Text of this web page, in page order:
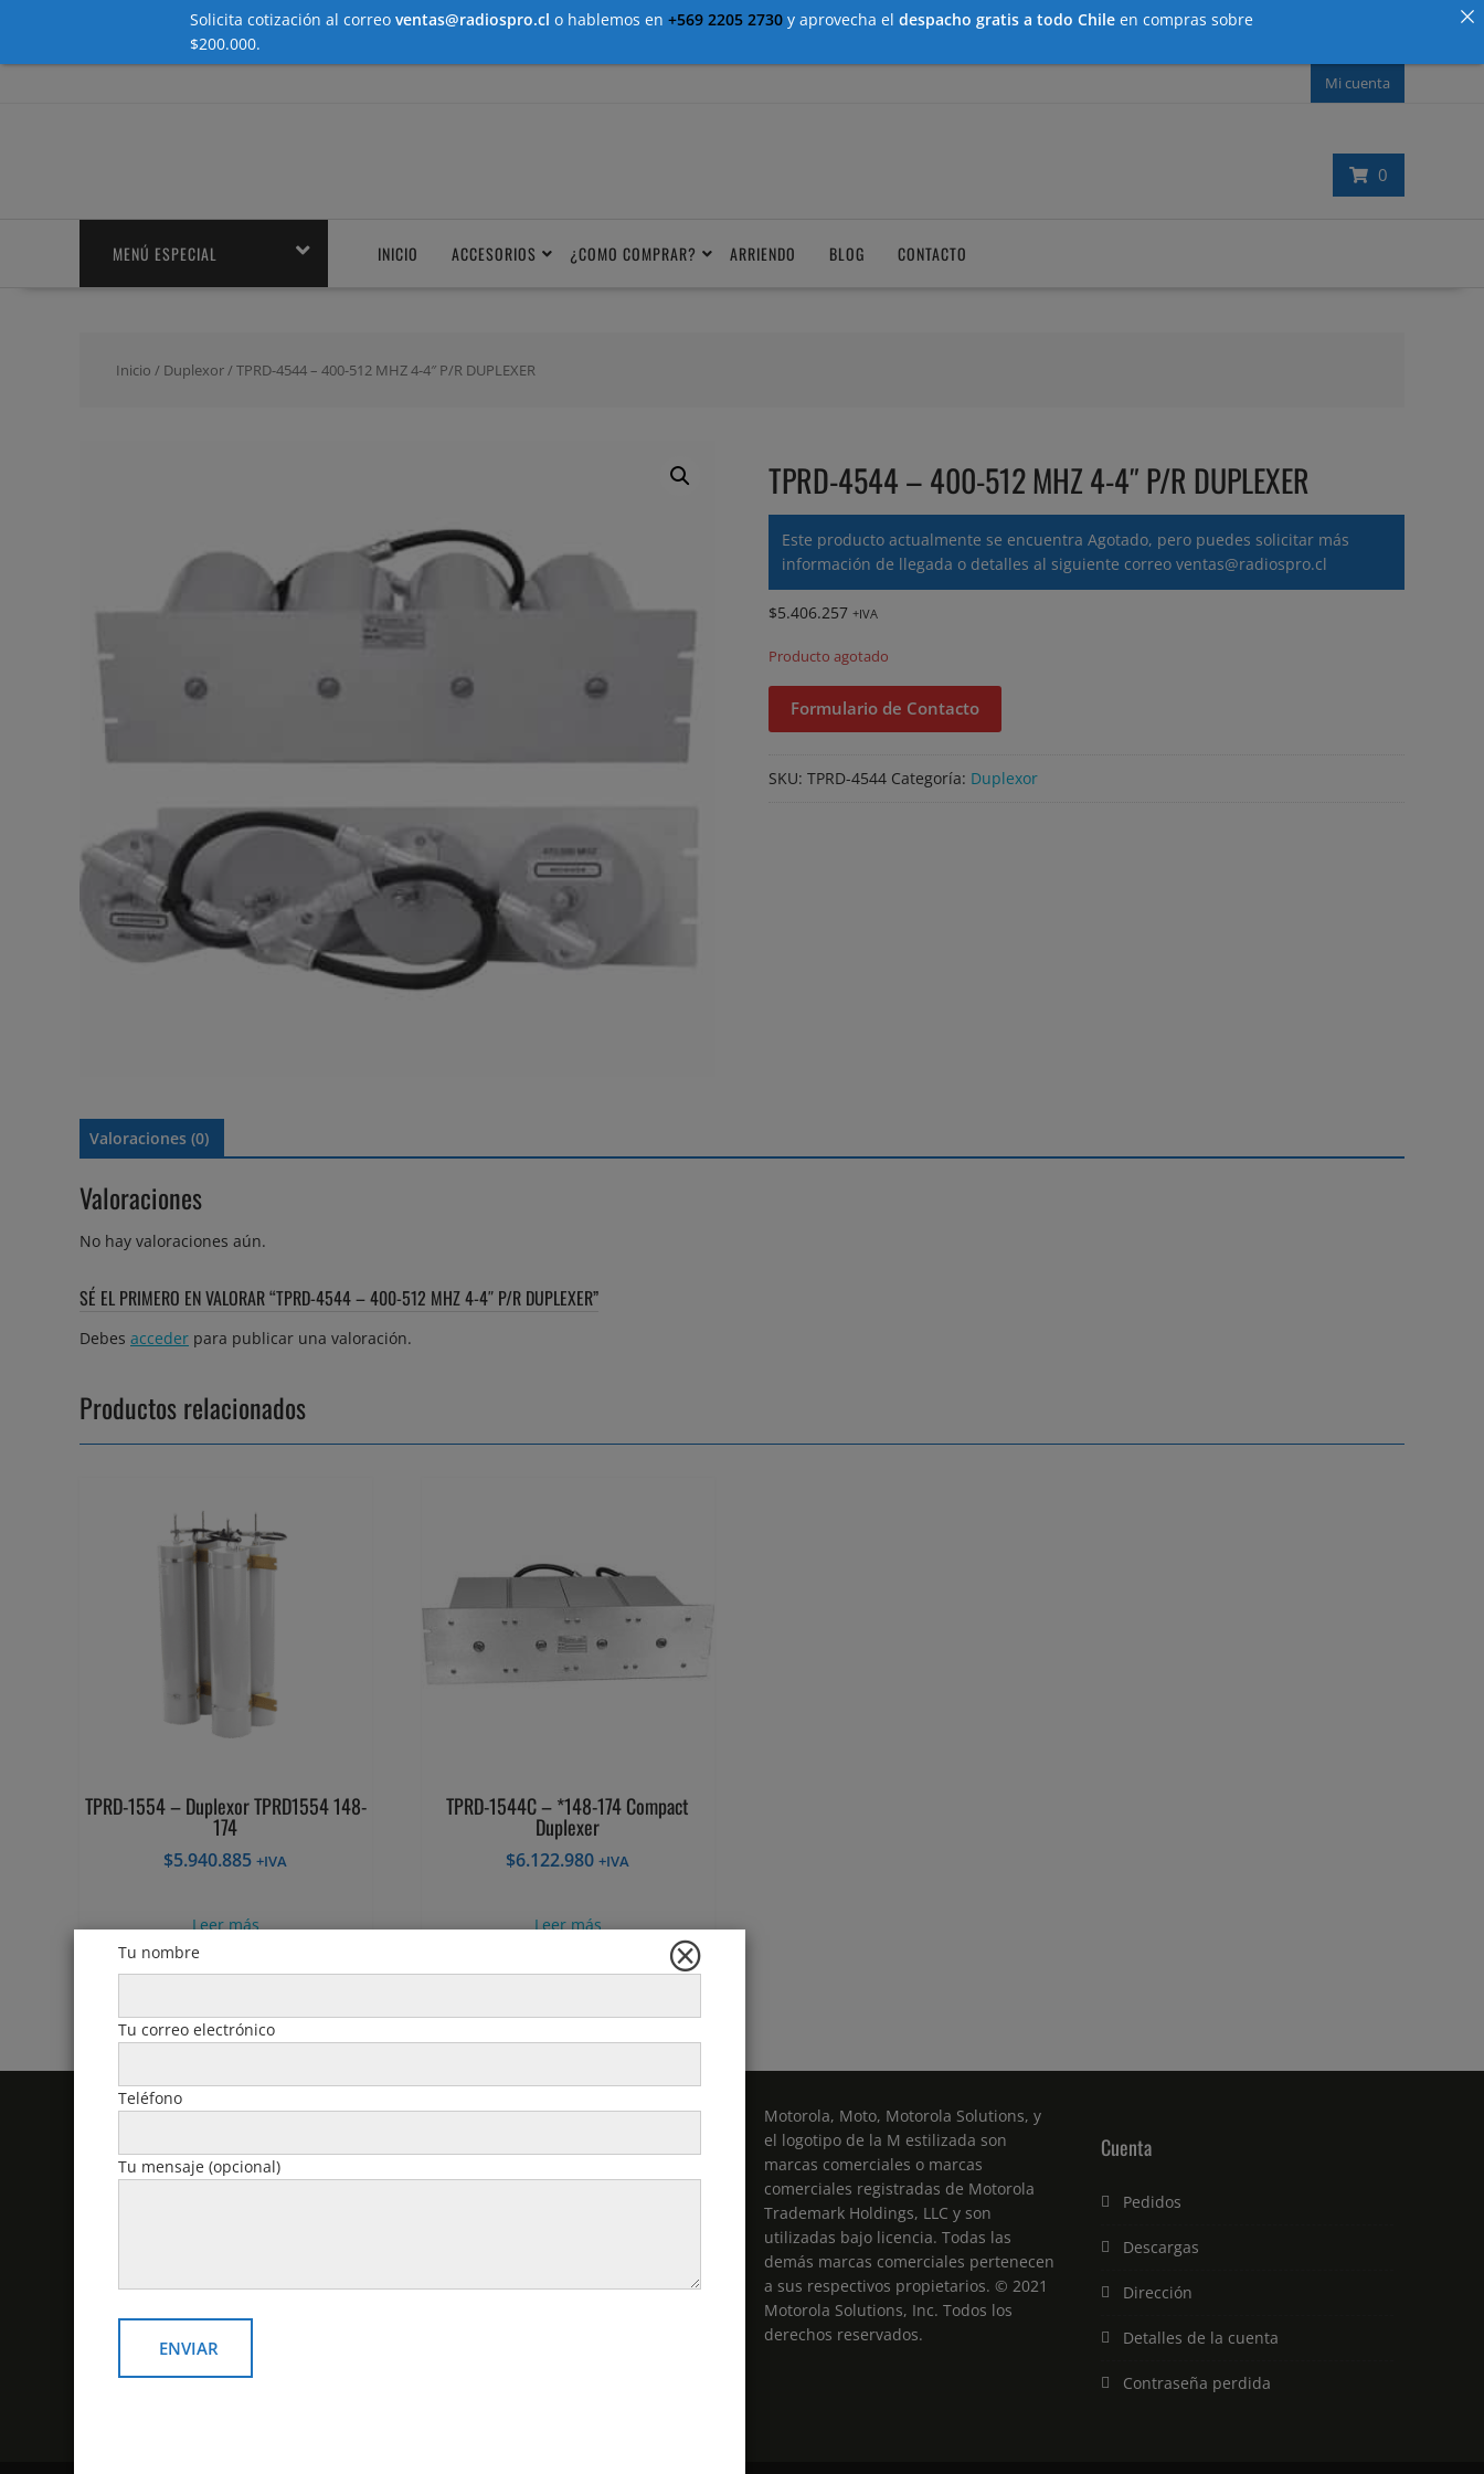
Mi cuenta
0
MENÚ ESPECIAL INICIO ACCESORIOS ¿COMO COMPRAR? ARRIENDO BLOG CONTACTO
Inicio / Duplexor/ TPRD-4544 – 400-512 MHZ 4-4″ P/R DUPLEXER
TPRD-4544 – 400-512 MHZ 4-4″ P/R DUPLEXER
Este producto actualmente se encuentra Agotado, pero puedes solicitar más
información de llegada o detalles al siguiente correo ventas@radiospro.cl
$5.406.257 +IVA
Producto agotado
Formulario de Contacto
SKU: TPRD-4544 Categoría: Duplexor
Valoraciones (0)
Valoraciones
No hay valoraciones aún.
SÉ EL PRIMERO EN VALORAR “TPRD-4544 – 400-512 MHZ 4-4″ P/R DUPLEXER”
Debes acceder para publicar una valoración.
Productos relacionados
TPRD-1554 – Duplexor TPRD1554 148-
174
$5.940.885 +IVA
Leer más
TPRD-1544C – *148-174 Compact
Duplexer
$6.122.980 +IVA
Leer más
Politicas y Contacto
Contacto
Politicas de despacho
Motorola, Moto, Motorola Solutions, y
el logotipo de la M estilizada son
marcas comerciales o marcas
comerciales registradas de Motorola
Trademark Holdings, LLC y son
utilizadas bajo licencia. Todas las
demás marcas comerciales pertenecen
a sus respectivos propietarios. © 2021
Motorola Solutions, Inc. Todos los
derechos reservados.
Cuenta
Pedidos
Descargas
Dirección
Detalles de la cuenta
Contraseña perdida
Solicita cotización al correo ventas@radiospro.cl o hablemos en +569 2205 2730 y aprovecha el despacho gratis a todo Chile en compras sobre
$200.000.
Tu nombre
Tu correo electrónico
Teléfono
Tu mensaje (opcional)